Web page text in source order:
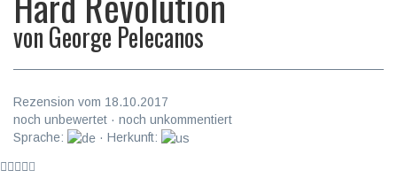
vonGeorge Pelecanos
Rezension vom 18.10.2017
noch unbewertet · noch unkommentiert
Sprache:
· Herkunft: